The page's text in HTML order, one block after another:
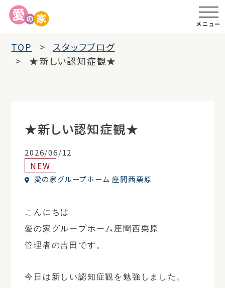
メニュー
TOP
スタッフブログ
★新しい認知症観★
★新しい認知症観★
2026/06/12
NEW
愛の家グループホーム 座間西栗原
こんにちは
愛の家グループホーム座間西栗原
管理者の吉田です。
今日は新しい認知症観を勉強しました。